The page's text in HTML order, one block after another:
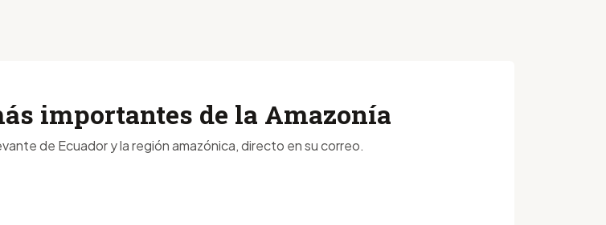
importantes de la Amazonía
de Ecuador y la región amazónica, directo en su correo.